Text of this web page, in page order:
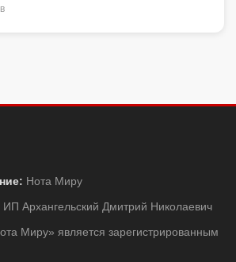
Нота Миру
ИП Архангельский Дмитрий Николаевич
Миру» является зарегистрированным